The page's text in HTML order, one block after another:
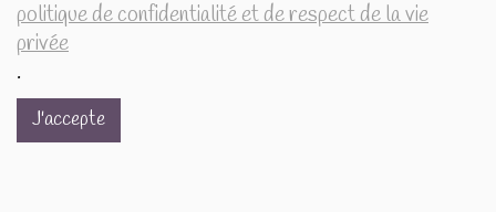
politique de confidentialité et de respect de la vie
privée
.
J'accepte
- 1 pc +